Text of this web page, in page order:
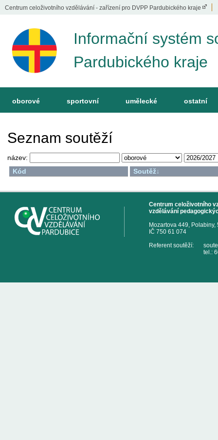
Centrum celoživotního vzdělávání - zařízení pro DVPP Pardubického kraje
Informační systém
Pardubického kraje
oborové sportovní umělecké ostatní
Seznam soutěží
název:
Kód
Soutěž↓
Centrum celoživotního
vzdělávání
Mozartova 449,
IČ 750 61 074
Referent soutěží:
tel.: